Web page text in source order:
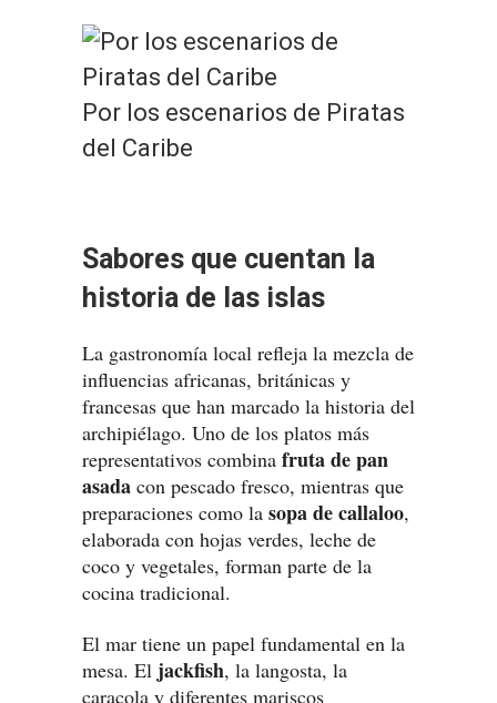
Por los escenarios de Piratas
del Caribe
Sabores que cuentan la
historia de las islas
La gastronomía local refleja la mezcla de
influencias africanas, británicas y
francesas que han marcado la historia del
archipiélago. Uno de los platos más
representativos combina fruta de pan
asada con pescado fresco, mientras que
preparaciones como la sopa de callaloo,
elaborada con hojas verdes, leche de
coco y vegetales, forman parte de la
cocina tradicional.
El mar tiene un papel fundamental en la
mesa. El jackfish, la langosta, la
caracola y diferentes mariscos